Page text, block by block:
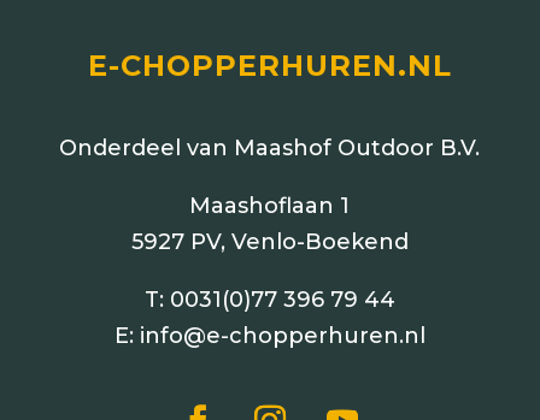
E-CHOPPERHUREN.NL
Onderdeel van Maashof Outdoor B.V.
Maashoflaan 1
5927 PV, Venlo-Boekend
T: 0031(0)77 396 79 44
E: info@e-chopperhuren.nl